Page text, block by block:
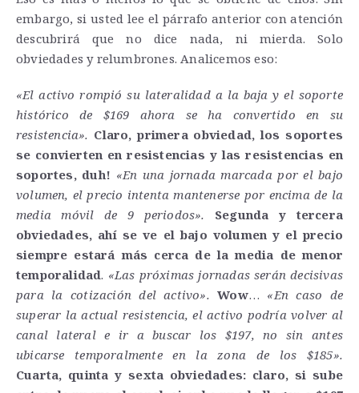
embargo, si usted lee el párrafo anterior con atención
descubrirá que no dice nada, ni mierda. Solo
obviedades y relumbrones. Analicemos eso:
«El activo rompió su lateralidad a la baja y el soporte
histórico de $169 ahora se ha convertido en su
resistencia». Claro, primera obviedad, los soportes
se convierten en resistencias y las resistencias en
soportes, duh! «En una jornada marcada por el bajo
volumen, el precio intenta mantenerse por encima de la
media móvil de 9 periodos».
Segunda y tercera
obviedades, ahí se ve el bajo volumen y el precio
siempre estará más cerca de la media de menor
temporalidad. «Las próximas jornadas serán decisivas
para la cotización del activo».Wow… «En caso de
superar la actual resistencia, el activo podría volver al
canal lateral e ir a buscar los $197, no sin antes
ubicarse temporalmente en la zona de los $185».
Cuarta, quinta y sexta obviedades: claro, si sube